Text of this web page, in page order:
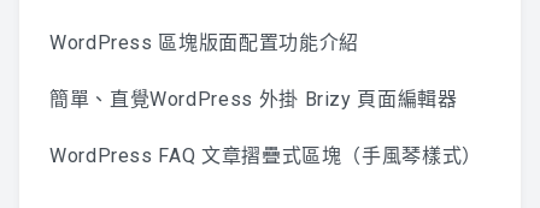
WordPress 區塊版面配置功能介紹
簡單、直覺WordPress 外掛 Brizy 頁面編輯器
WordPress FAQ 文章摺疊式區塊（手風琴樣式）